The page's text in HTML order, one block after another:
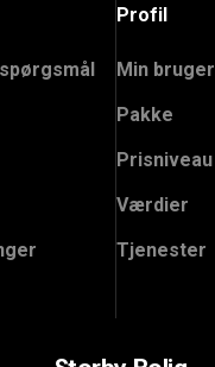
Profil
Min bruger
Pakke
Prisniveau
Værdier
Tjenester